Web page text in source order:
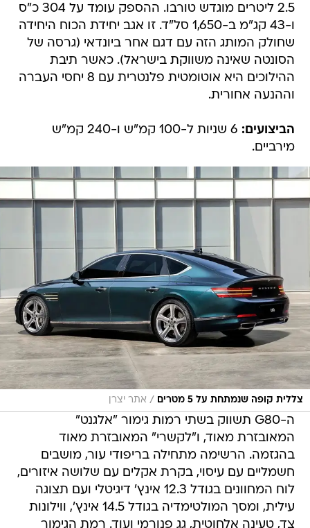
2.5 ליטרים מוגדש טורבו. ההספק עומד על 304 כ"ס
ו-43 קג"מ ב-1,650 סל"ד. זו אגב יחידת הכוח היחידה
שחולק המותג הזה עם דגם אחר ביונדאי (גרסה של
הסונטה שאינה משווקת בישראל). כאשר תיבת
ההילוכים היא אוטומטית פלנטרית עם 8 יחסי העברה
וההנעה אחורית.
הביצועים:
6 שניות ל-100 קמ"ש ו-240 קמ"ש
מירביים.
צללית קופה שנמתחת על 5 מטרים / אתר יצרן
ה-G80 תשווק בשתי רמות גימור "אלגנט"
המאובזרת מאוד, ו"לקשרי" המאובזרת מאוד
בהגזמה. הרשימה מתחילה בריפודי עור, מושבים
חשמליים עם עיסוי, בקרת אקלים עם שלושה איזורים,
לוח המחוונים בגודל 12.3 אינץ' דיגיטלי ועם תצוגה
עילית, ומסך המולטימדיה בגודל 14.5 אינץ', ווילונות
צד, טעינה אלחוטית, גג פנורמי ועוד. רמת הגימור